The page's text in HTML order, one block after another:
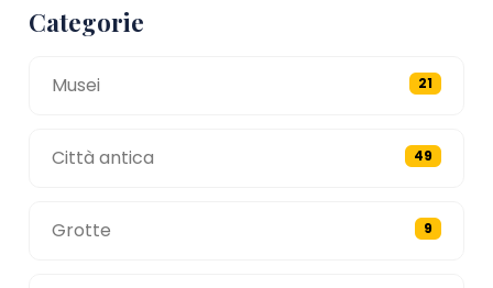
Categorie
Musei 21
Città antica 49
Grotte 9